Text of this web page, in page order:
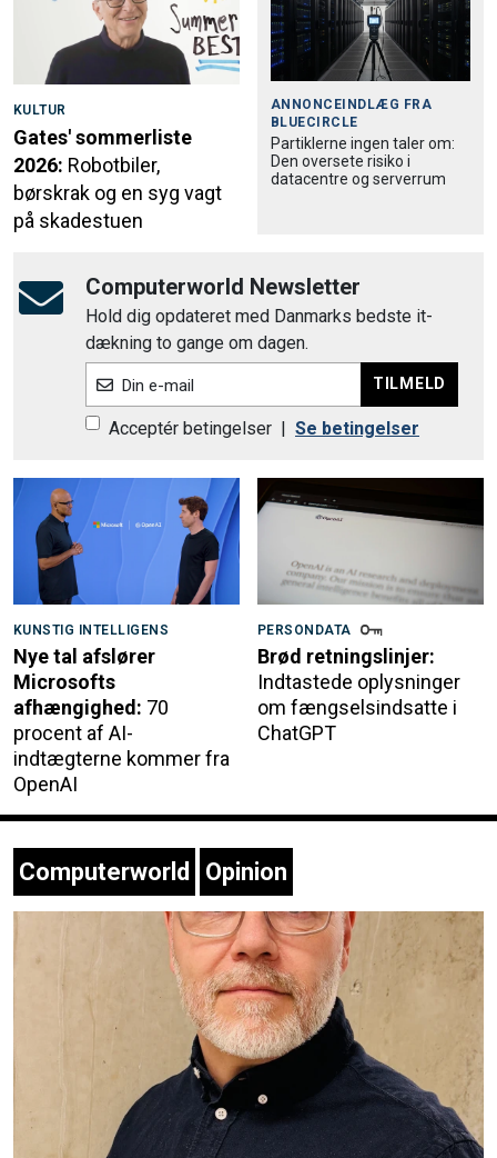
KULTUR
Gates' sommerliste
2026: Robotbiler,
børskrak og en syg vagt
på skadestuen
ANNONCEINDLÆG FRA
BLUECIRCLE
Partiklerne ingen taler om:
Den oversete risiko i
datacentre og serverrum
Computerworld Newsletter
Hold dig opdateret med Danmarks bedste it-
dækning to gange om dagen.
Din e-mail TILMELD
Acceptér betingelser | Se betingelser
KUNSTIG INTELLIGENS
Nye tal afslører
Microsofts
afhængighed: 70
procent af AI-
indtægterne kommer fra
OpenAI
PERSONDATA
Brød retningslinjer:
Indtastede oplysninger
om fængselsindsatte i
ChatGPT
Computerworld Opinion